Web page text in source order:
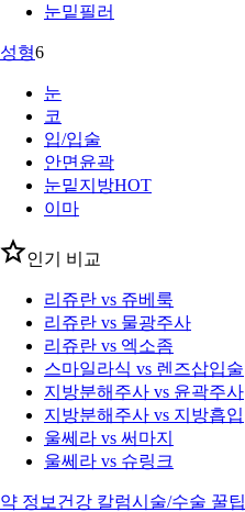
눈밑필러
성형6
눈
코
입/입술
안면윤곽
눈밑지방HOT
이마
인기 비교
리쥬란 vs 쥬베룩
리쥬란 vs 물광주사
리쥬란 vs 엑소좀
스마일라식 vs 렌즈삽입술
지방분해주사 vs 윤곽주사
지방분해주사 vs 지방흡입
울쎄라 vs 써마지
울쎄라 vs 슈링크
약 정보 건강 칼럼시술/수술 꿀팁